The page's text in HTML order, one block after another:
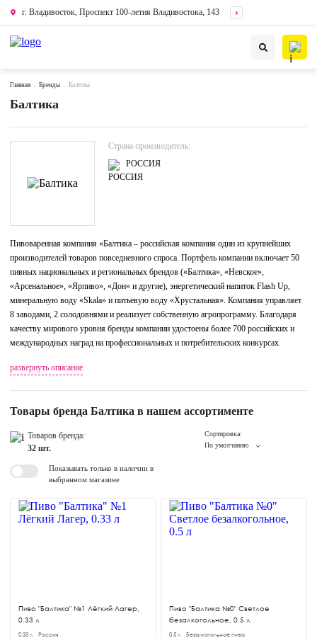
г. Владивосток, Проспект 100-летия Владивостока, 143
Главная Бренды Балтика
Балтика
Страна-производитель:
РОССИЯ
Пивоваренная компания «Балтика – российская компания один из крупнейших
производителей товаров повседневного спроса. Портфель компании включает 50
пивных национальных и региональных брендов («Балтика», «Невское»,
«Арсенальное», «Ярпиво», «Дон» и другие), энергетический напиток Flash Up,
минеральную воду «Skala» и питьевую воду «Хрустальная». Компания управляет
8 заводами, 2 солодовнями и реализует собственную агропрограмму. Благодаря
качеству мирового уровня бренды компании удостоены более 700 российских и
международных наград на профессиональных и потребительских конкурсах.
развернуть описание
Товары бренда Балтика в нашем ассортименте
Товаров бренда:
32 шт.
Сортировка:
По умолчанию
Показывать только в наличии в
выбранном магазине
Пиво "Балтика" №1 Лёгкий Лагер,
0.33 л
0.33 л Россия
Пиво "Балтика №0" Светлое
безалкогольное, 0.5 л
0.5 л Безалкогольное пиво